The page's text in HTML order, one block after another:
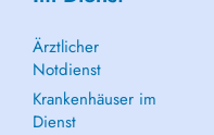
Ärztlicher
Notdienst
Krankenhäuser im
Dienst